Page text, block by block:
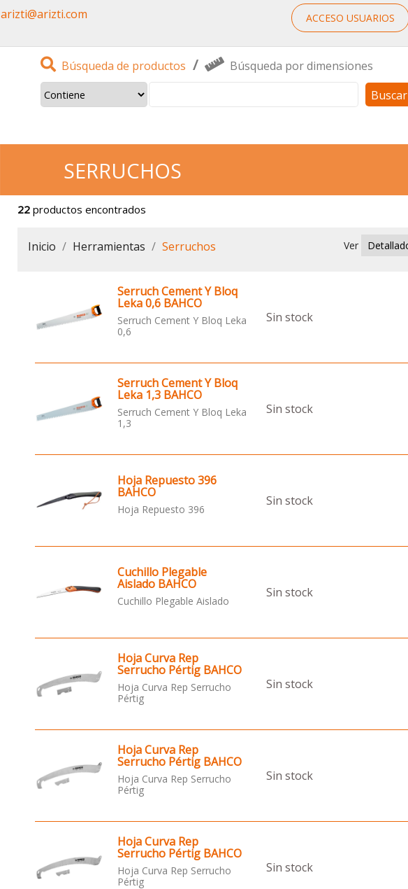
arizti@arizti.com
ACCESO USUARIOS
Búsqueda de productos /
Búsqueda por dimensiones
Buscar
SERRUCHOS
22productos encontrados
Inicio Herramientas Serruchos Ver
Serruch Cement Y Bloq
Leka 0,6 BAHCO
Serruch Cement Y Bloq Leka
0,6
Sin stock
Serruch Cement Y Bloq
Leka 1,3 BAHCO
Serruch Cement Y Bloq Leka
1,3
Sin stock
Hoja Repuesto 396
BAHCO
Hoja Repuesto 396
Sin stock
Cuchillo Plegable
Aislado BAHCO
Cuchillo Plegable Aislado
Sin stock
Hoja Curva Rep
Serrucho Pértig BAHCO
Hoja Curva Rep Serrucho
Pértig
Sin stock
Hoja Curva Rep
Serrucho Pértig BAHCO
Hoja Curva Rep Serrucho
Pértig
Sin stock
Hoja Curva Rep
Serrucho Pértig BAHCO
Hoja Curva Rep Serrucho
Pértig
Sin stock